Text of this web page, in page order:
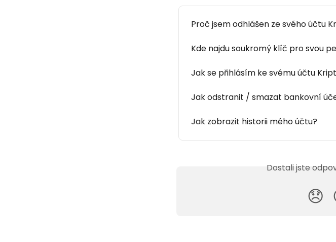
Proč jsem odhlášen ze svého účtu
Kde najdu soukromý klíč pro svou
Jak se přihlásím ke svému účtu
Jak odstranit / smazat bankovní
Jak zobrazit historii mého účtu?
Dostali jste
😞